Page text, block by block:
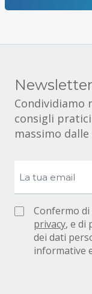
Newsletter
Condividiamo
consigli
massimo
Confermo
privacy, e di
dei dati
informative